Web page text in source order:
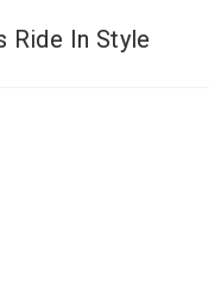
Ride In Style